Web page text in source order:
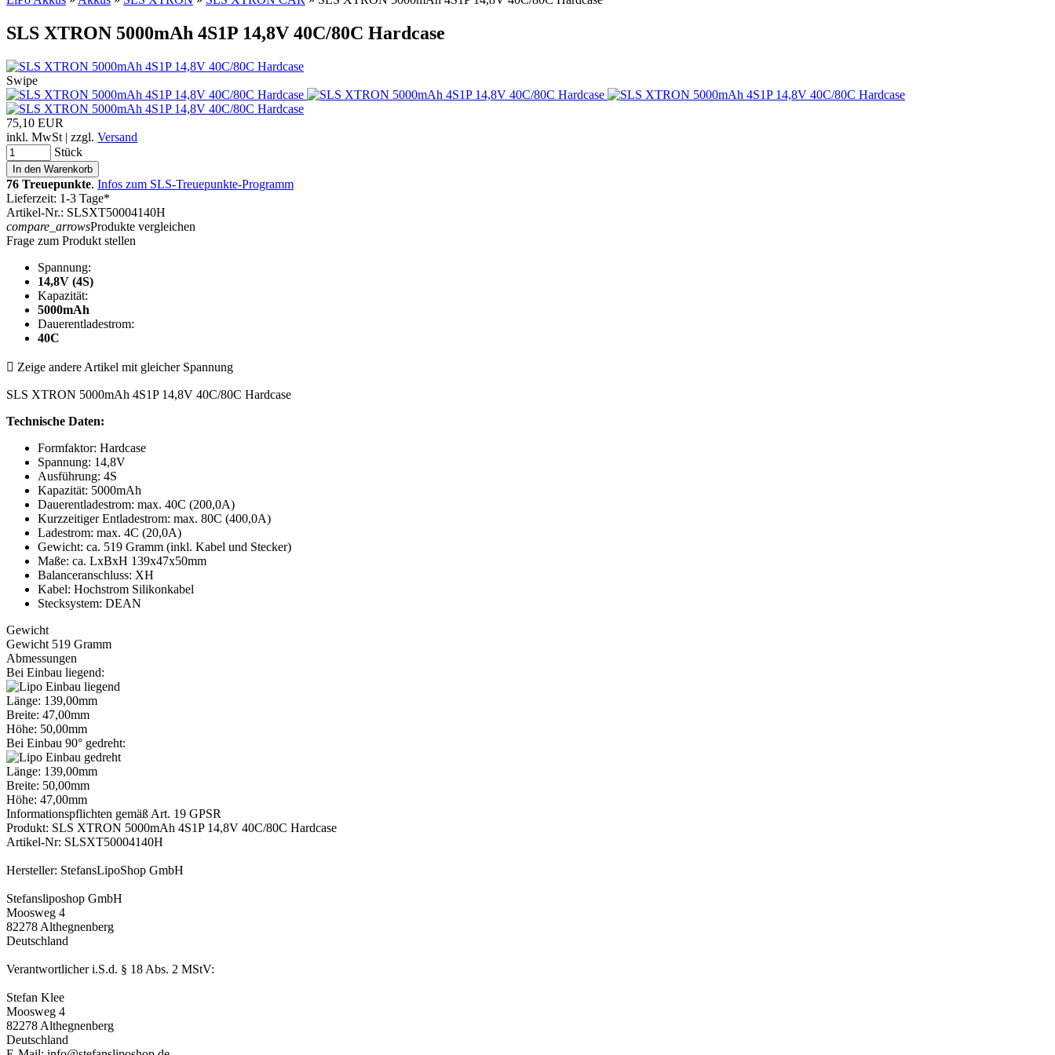
SLS XTRON 5000mAh 4S1P 14,8V 40C/80C Hardcase
Swipe
75,10 EUR
inkl. MwSt | zzgl. Versand
Stück
76 Treuepunkte. Infos zum SLS-Treuepunkte-Programm
Lieferzeit: 1-3 Tage*
Artikel-Nr.: SLSXT50004140H
compare_arrowsProdukte vergleichen
Frage zum Produkt stellen
Spannung:
14,8V (4S)
Kapazität:
5000mAh
Dauerentladestrom:
40C
 Zeige andere Artikel mit gleicher Spannung
SLS XTRON 5000mAh 4S1P 14,8V 40C/80C Hardcase
Technische Daten:
Formfaktor: Hardcase
Spannung: 14,8V
Ausführung: 4S
Kapazität: 5000mAh
Dauerentladestrom: max. 40C (200,0A)
Kurzzeitiger Entladestrom: max. 80C (400,0A)
Ladestrom: max. 4C (20,0A)
Gewicht: ca. 519 Gramm (inkl. Kabel und Stecker)
Maße: ca. LxBxH 139x47x50mm
Balanceranschluss: XH
Kabel: Hochstrom Silikonkabel
Stecksystem: DEAN
Gewicht
Gewicht 519 Gramm
Abmessungen
Bei Einbau liegend:
Länge: 139,00mm
Breite: 47,00mm
Höhe: 50,00mm
Bei Einbau 90° gedreht:
Länge: 139,00mm
Breite: 50,00mm
Höhe: 47,00mm
Informationspflichten gemäß Art. 19 GPSR
Produkt: SLS XTRON 5000mAh 4S1P 14,8V 40C/80C Hardcase
Artikel-Nr: SLSXT50004140H
Hersteller: StefansLipoShop GmbH
Stefansliposhop GmbH
Moosweg 4
82278 Althegnenberg
Deutschland
Verantwortlicher i.S.d. § 18 Abs. 2 MStV:
Stefan Klee
Moosweg 4
82278 Althegnenberg
Deutschland